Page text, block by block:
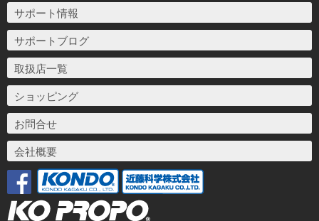
サポート情報
サポートブログ
取扱店一覧
ショッピング
お問合せ
会社概要